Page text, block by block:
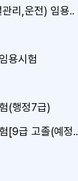
리,운전) 임용..
용시험
(행정7급)
[9급 고졸(예정..
페이지